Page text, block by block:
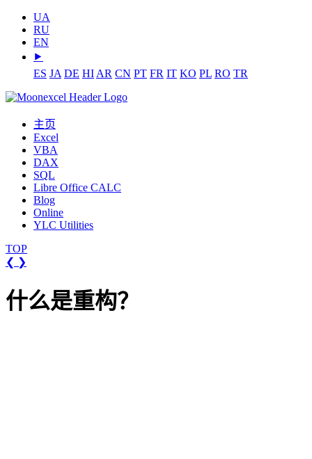
UA
RU
EN
⯈
ES JA DE HI AR CN PT FR IT KO PL RO TR
主页
Excel
VBA
DAX
SQL
Libre Office CALC
Blog
Online
YLC Utilities
TOP
❮ ❯
什么是重构？